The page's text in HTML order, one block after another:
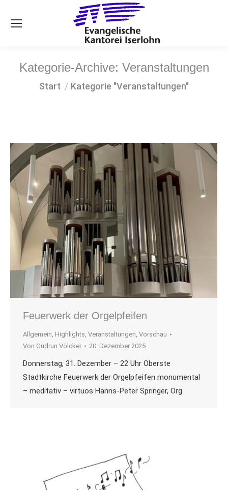
Kategorie-Archive: Veranstaltungen
Sie befinden sich hier:
Start Kategorie "Veranstaltungen"
Feuerwerk der Orgelpfeifen
Allgemein, Highlights, Veranstaltungen, Vorschau
Von Gudrun Völcker 20. Dezember 2025
Donnerstag, 31. Dezember – 22 Uhr Oberste
Stadtkirche Feuerwerk der Orgelpfeifen monumental
– meditativ – virtuos Hanns-Peter Springer, Org